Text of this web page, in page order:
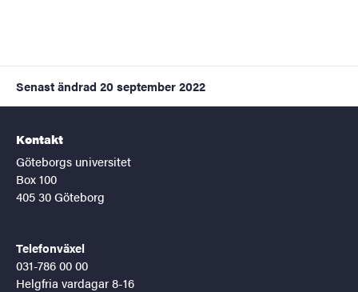
Senast ändrad 20 september 2022
Kontakt
Göteborgs universitet
Box 100
405 30 Göteborg
Telefonväxel
031-786 00 00
Helgfria vardagar 8-16